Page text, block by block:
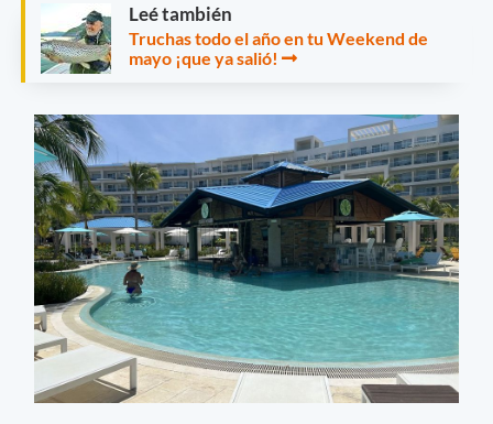
Leé también
Truchas todo el año en tu Weekend de
mayo ¡que ya salió!